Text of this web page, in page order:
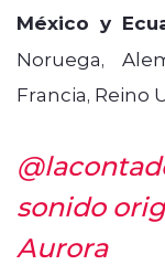
México y
Noruega,
Francia, Reino
sonido
Aurora